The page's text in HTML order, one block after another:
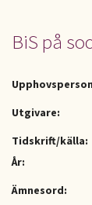
BiS på
Utgivare:
Tidskrift/källa:
År:
Ämnesord: